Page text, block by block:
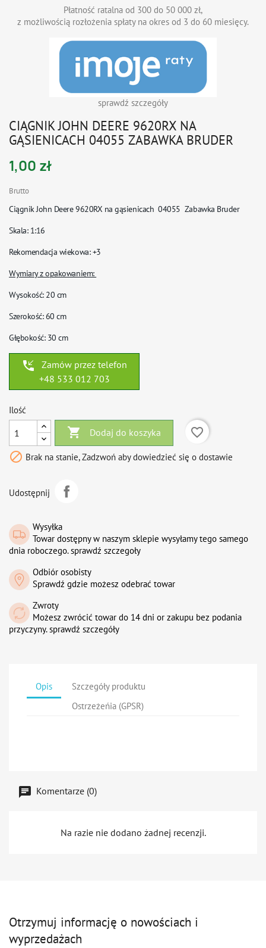
Płatność ratalna od 300 do 50 000 zł,
z możliwością rozłożenia spłaty na okres od 3 do 60 miesięcy.
sprawdź szczegóły
CIĄGNIK JOHN DEERE 9620RX NA
GĄSIENICACH 04055 ZABAWKA BRUDER
1,00 zł
Brutto
Ciągnik John Deere 9620RX na gąsienicach 04055 Zabawka Bruder
Skala: 1:16
Rekomendacja wiekowa: +3
Wymiary z opakowaniem:
Wysokość: 20 cm
Szerokość: 60 cm
Głębokość: 30 cm
phone_callback
Zamów przez telefon
+48 533 012 703
Ilość
 Dodaj do koszyka
favorite_border
 Brak na stanie, Zadzwoń aby dowiedzieć się o dostawie
Udostępnij
Wysyłka
Towar dostępny w naszym sklepie wysyłamy tego samego
dnia roboczego. sprawdź szczegoły
Odbiór osobisty
Sprawdź gdzie możesz odebrać towar
Zwroty
Możesz zwrócić towar do 14 dni or zakupu bez podania
przyczyny. sprawdź szczegóły
Opis
Szczegóły produktu
Ostrzeżeńia (GPSR)
Komentarze (0)
Na razie nie dodano żadnej recenzji.
Otrzymuj informację o nowościach i
wyprzedażach